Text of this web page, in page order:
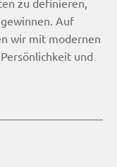
zu definieren,
Auf
wir mit modernen
und